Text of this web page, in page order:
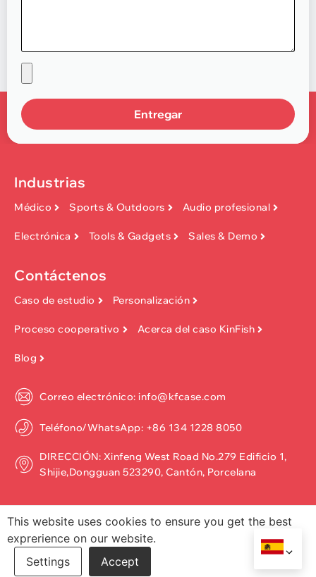
Entregar
Industrias
Médico Sports & Outdoors Audio profesional
Electrónica Tools & Gadgets Sales & Demo
Contáctenos
Caso de estudio Personalización
Proceso cooperativo Acerca del caso KinFish
Blog
Correo electrónico: info@kfcase.com
Teléfono/WhatsApp: +86 134 1228 8050
DIRECCIÓN: Xinfeng West Road No.279 Edificio 1,
Shijie,Dongguan 523290, Cantón, Porcelana
Derechos de autor ©2026, Dongguan Kinfish Technology Co., Ltd.
Reservados todos los derechos.
This website uses cookies to ensure you get the best
exprerience on our website.